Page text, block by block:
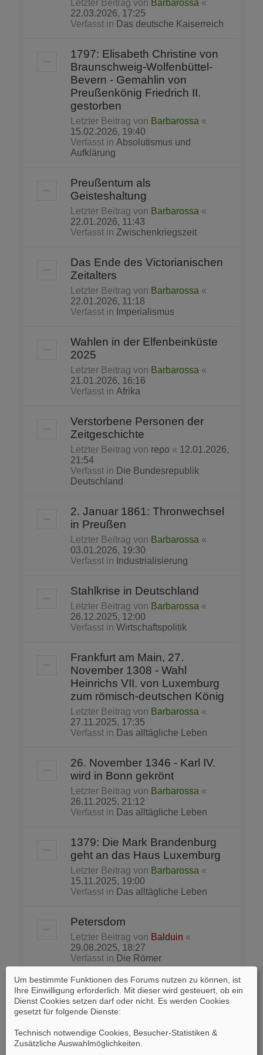
Letzter Beitrag von Barbarossa «
22.03.2026, 17:25
Verfasst in Das deutsche Kaiserreich
1797: Elisabeth Christine von
Braunschweig-Wolfenbüttel-
Bevern - Gemahlin von
Preußenkönig Friedrich II.
gestorben
Letzter Beitrag von Barbarossa «
15.02.2026, 19:40
Verfasst in Absolutismus und
Aufklärung
Preußentum als
Geisteshaltung
Letzter Beitrag von Barbarossa «
22.01.2026, 11:43
Verfasst in Zwischenkriegszeit
Das Ende des Victorianischen
Zeitalters
Letzter Beitrag von Barbarossa «
22.01.2026, 11:18
Verfasst in Imperialismus
Wahlen in der Elfenbeinküste
2025
Letzter Beitrag von Barbarossa «
21.01.2026, 16:16
Verfasst in Afrika
Verstorbene Personen der
Zeitgeschichte
Letzter Beitrag von repo « 12.01.2026,
21:54
Verfasst in Die Bundesrepublik
Deutschland
2. Januar 1861: Thronwechsel
in Preußen
Letzter Beitrag von Barbarossa «
03.01.2026, 19:30
Verfasst in Industrialisierung
Stahlkrise in Deutschland
Letzter Beitrag von Barbarossa «
26.12.2025, 12:00
Verfasst in Wirtschaftspolitik
Frankfurt am Main, 27.
November 1308 - Wahl
Heinrichs VII. von Luxemburg
zum römisch-deutschen König
Letzter Beitrag von Barbarossa «
27.11.2025, 17:35
Verfasst in Das alltägliche Leben
26. November 1346 - Karl IV.
wird in Bonn gekrönt
Letzter Beitrag von Barbarossa «
26.11.2025, 21:12
Verfasst in Das alltägliche Leben
1379: Die Mark Brandenburg
geht an das Haus Luxemburg
Letzter Beitrag von Barbarossa «
15.11.2025, 19:00
Verfasst in Das alltägliche Leben
Petersdom
Letzter Beitrag von Balduin «
29.08.2025, 18:27
Verfasst in Die Römer
Lieblingsbeschäftigung der
Partei vor Wahlen in den USA:
das „Gerrymandering“
Letzter Beitrag vonSkeptik«
22.08.2025, 15:20
Verfasst in
Um bestimmte Funktionen des Forums nutzen zu können, ist
Ihre Einwilligung erforderlich. Mit dieser wird gesteuert, ob ein
Dienst Cookies setzen darf oder nicht. Es werden Cookies
gesetzt für folgende Dienste:
Technisch notwendige Cookies, Besucher-Statistiken &
Zusätzliche Auswahlmöglichkeiten